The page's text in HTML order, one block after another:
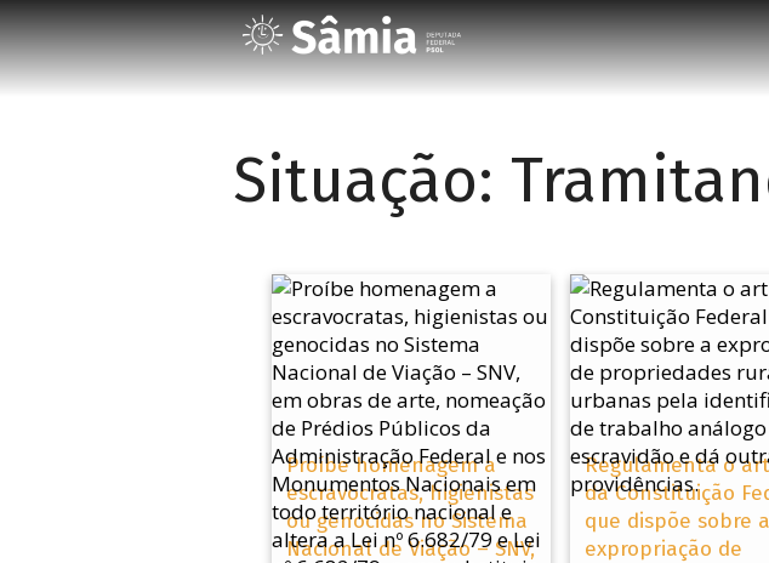
Situação:
Proíbe homenagem a
escravocratas, higienistas
ou genocidas no Sistema
Nacional de Viação – SNV,
Regulamenta o
da Constituição
que dispõe sobre a
expropriação de